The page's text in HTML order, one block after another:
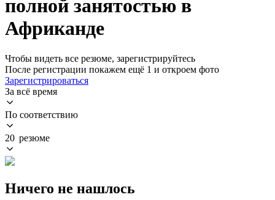
полной занятостью в
Африканде
Чтобы видеть все резюме, зарегистрируйтесь
После регистрации покажем ещё 1 и откроем фото
Зарегистрироваться
За всё время
По соответствию
20 резюме
Ничего не нашлось